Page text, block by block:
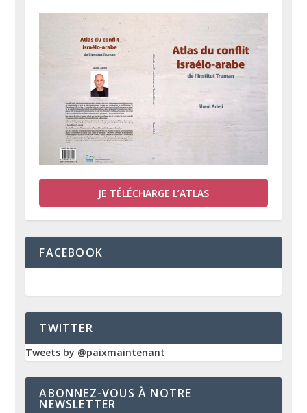
JE TÉLÉCHARGE L’ATLAS
FACEBOOK
TWITTER
Tweets by @paixmaintenant
ABONNEZ-VOUS À NOTRE
NEWSLETTER